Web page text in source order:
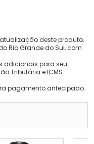
deste produto.
Rio Grande do Sul, com
adicionais para seu
Tributária e ICMS -
pagamento antecipado.